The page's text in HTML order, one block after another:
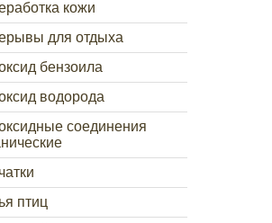
кожи
для отдыха
бензоила
водорода
соединения
птиц